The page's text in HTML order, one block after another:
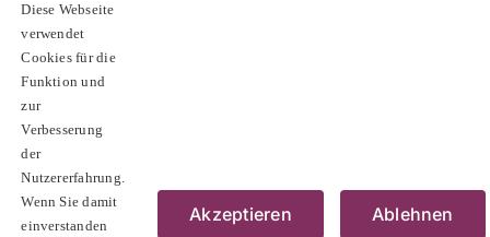
Mail: office@rauchberger.at
Soziale Netzwerke
Diese Webseite
verwendet
Cookies für die
Funktion und
zur
Verbesserung
der
Nutzererfahrung.
Wenn Sie damit
einverstanden
Akzeptieren Ablehnen